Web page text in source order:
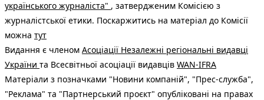
українського журналіста" , затвердженим Комісією з
журналістської етики. Поскаржитись на матеріал до Комісії
можна тут
Видання є членом Асоціації Незалежні регіональні видавці
України та Всесвітньої асоціації видавців WAN-IFRA
Матеріали з позначками "Новини компаній", "Прес-служба",
"Реклама" та "Партнерський проєкт" опубліковані на правах